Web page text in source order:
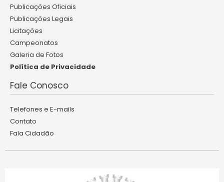
Publicações Oficiais
Publicações Legais
Licitações
Campeonatos
Galeria de Fotos
Política de Privacidade
Fale Conosco
Telefones e E-mails
Contato
Fala Cidadão